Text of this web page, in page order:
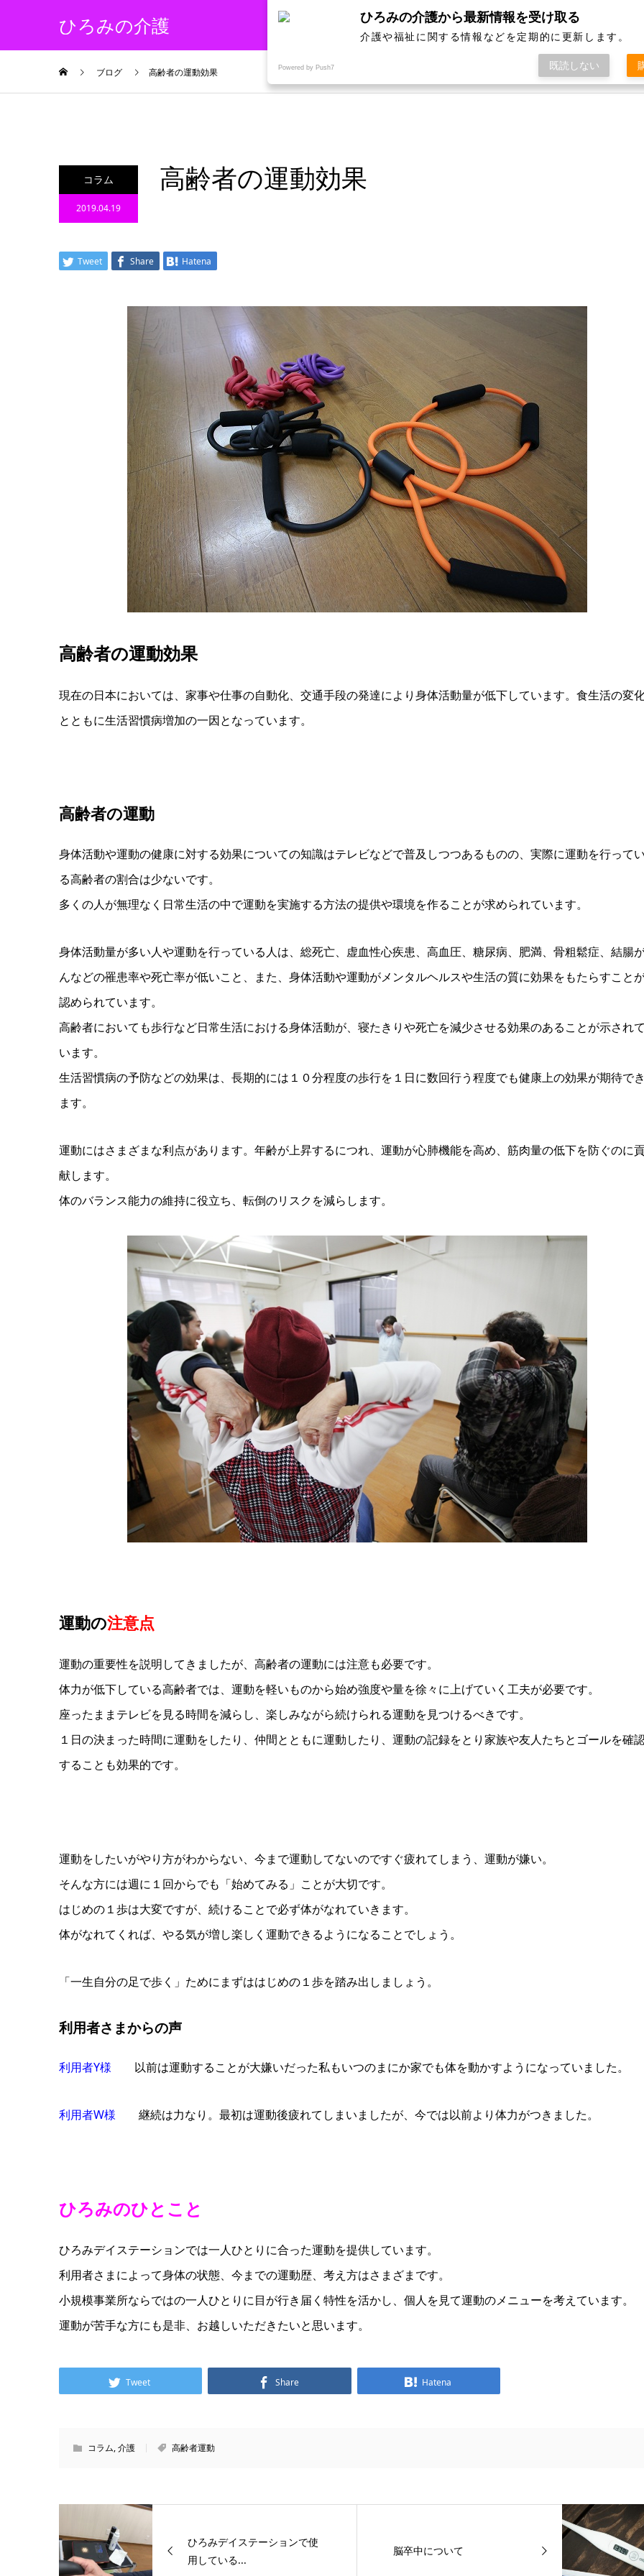
ひろみの介護 はじめての介護 介護福祉施設一覧
ブログ 高齢者の運動効果
コラム
2019.04.19
高齢者の運動効果
Tweet Share Hatena
高齢者の運動効果
現在の日本においては、家事や仕事の自動化、交通手段の発達により身体活動量が低下しています。食生活の変
とともに生活習慣病増加の一因となっています。
高齢者の運動
身体活動や運動の健康に対する効果についての知識はテレビなどで普及しつつあるものの、実際に運動を行って
る高齢者の割合は少ないです。
多くの人が無理なく日常生活の中で運動を実施する方法の提供や環境を作ることが求められています。
身体活動量が多い人や運動を行っている人は、総死亡、虚血性心疾患、高血圧、糖尿病、肥満、骨粗鬆症、結腸
んなどの罹患率や死亡率が低いこと、また、身体活動や運動がメンタルヘルスや生活の質に効果をもたらすこと
認められています。
高齢者においても歩行など日常生活における身体活動が、寝たきりや死亡を減少させる効果のあることが示され
います。
生活習慣病の予防などの効果は、長期的には１０分程度の歩行を１日に数回行う程度でも健康上の効果が期待で
ます。
運動にはさまざまな利点があります。年齢が上昇するにつれ、運動が心肺機能を高め、筋肉量の低下を防ぐのに
献します。
体のバランス能力の維持に役立ち、転倒のリスクを減らします。
運動の注意点
運動の重要性を説明してきましたが、高齢者の運動には注意も必要です。
体力が低下している高齢者では、運動を軽いものから始め強度や量を徐々に上げていく工夫が必要です。
座ったままテレビを見る時間を減らし、楽しみながら続けられる運動を見つけるべきです。
１日の決まった時間に運動をしたり、仲間とともに運動したり、運動の記録をとり家族や友人たちとゴールを確
することも効果的です。
運動をしたいがやり方がわからない、今まで運動してないのですぐ疲れてしまう、運動が嫌い。
そんな方には週に１回からでも「始めてみる」ことが大切です。
はじめの１歩は大変ですが、続けることで必ず体がなれていきます。
体がなれてくれば、やる気が増し楽しく運動できるようになることでしょう。
「一生自分の足で歩く」ためにまずははじめの１歩を踏み出しましょう。
利用者さまからの声
利用者Y様 以前は運動することが大嫌いだった私もいつのまにか家でも体を動かすようになっていました。
利用者W様 継続は力なり。最初は運動後疲れてしまいましたが、今では以前より体力がつきました。
ひろみのひとこと
ひろみデイステーションでは一人ひとりに合った運動を提供しています。
利用者さまによって身体の状態、今までの運動歴、考え方はさまざまです。
小規模事業所ならではの一人ひとりに目が行き届く特性を活かし、個人を見て運動のメニューを考えています。
運動が苦手な方にも是非、お越しいただきたいと思います。
Tweet Share Hatena
コラム,介護 高齢者運動
ひろみデイステーションで使
用している...
脳卒中について
ひろみの介護から最新情報を受け取る
介護や福祉に関する情報などを定期的に更新します。
Powered by Push7 既読しない